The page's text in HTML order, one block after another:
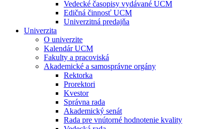
Vedecké časopisy vydávané UCM
Edičná činnosť UCM
Univerzitná predajňa
Univerzita
O univerzite
Kalendár UCM
Fakulty a pracoviská
Akademické a samosprávne orgány
Rektorka
Prorektori
Kvestor
Správna rada
Akademický senát
Rada pre vnútorné hodnotenie kvality